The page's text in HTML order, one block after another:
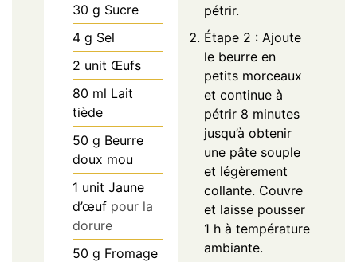
30 g Sucre
4 g Sel
2 unit Œufs
80 ml Lait
tiède
50 g Beurre
doux mou
1 unit Jaune
d’œuf pour la
dorure
50 g Fromage
pétrir.
Étape 2 : Ajoute
le beurre en
petits morceaux
et continue à
pétrir 8 minutes
jusqu’à obtenir
une pâte souple
et légèrement
collante. Couvre
et laisse pousser
1 h à température
ambiante.